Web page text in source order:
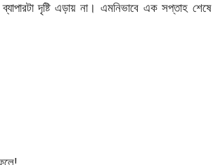
দৃষ্টি এড়ায় না। এমনিভাবে এক সপ্তাহ শেষে